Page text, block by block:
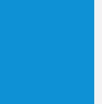
обучения